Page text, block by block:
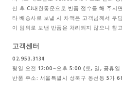
신 후 CJ대한통운으로 반품 접수를 해 주시
타 배송사로 보낼 시 차액은 고객님께서 부
이 임의로 보낸 반품은 처리되지 않으니 참
고객센터
02.953.3134
평일 오전 12:00~오후 5:00 (토, 일, 공휴일
반품 주소: 서울특별시 성북구 동선동 5가